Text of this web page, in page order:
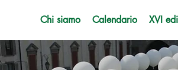
Chi siamo Calendario XVI